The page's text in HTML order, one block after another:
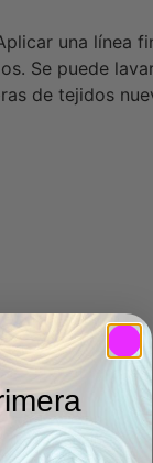
una línea
Se puede
de tejidos